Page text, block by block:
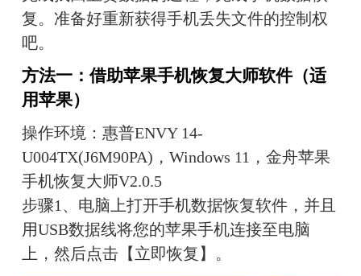
复。准备好重新获得手机丢失文件的控制权
吧。
方法一：借助苹果手机恢复大师软件（适
用苹果）
操作环境：惠普ENVY 14-
U004TX(J6M90PA)，Windows 11，金舟苹果
手机恢复大师V2.0.5
步骤1、电脑上打开手机数据恢复软件，并且
用USB数据线将您的苹果手机连接至电脑
上，然后点击【立即恢复】。